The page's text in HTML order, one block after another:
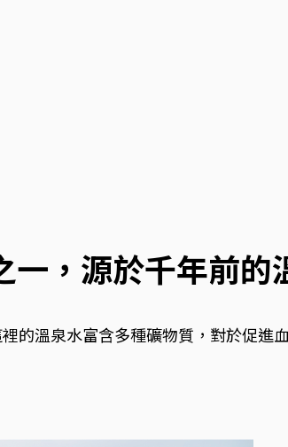
一，源於千年前的
的溫泉水富含多種礦物質，對於促進